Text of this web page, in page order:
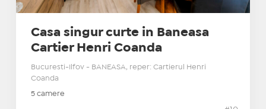
Casa singur curte in Baneasa
Cartier Henri Coanda
Bucuresti-Ilfov - BANEASA, reper: Cartierul Henri
Coanda
5 camere